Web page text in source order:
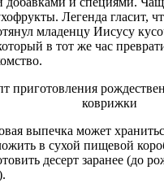
Легенда гласит,
младенцу Иисусу
в тот же час
выпечка может
в сухой пищевой
десерт заранее (до